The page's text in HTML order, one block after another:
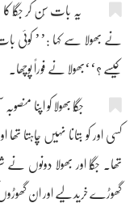
یہ بات سُن کر جگّا کا
نے بھولا سے کہا :’’ کوئی
کیسے ؟‘‘بھولا نے فوراً پوچھا۔
جگّا بھولا کو اپنا
کسی اور کو بتانا نہیں چاہتا
تھا۔ جگّا اور بھولا دونوں
گھوڑے خرید لیے اور ان